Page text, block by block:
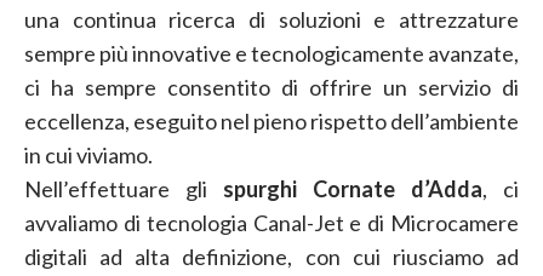
una continua ricerca di soluzioni e attrezzature
sempre più innovative e tecnologicamente avanzate,
ci ha sempre consentito di offrire un servizio di
eccellenza, eseguito nel pieno rispetto dell’ambiente
in cui viviamo.
Nell’effettuare gli spurghi Cornate d’Adda, ci
avvaliamo di tecnologia Canal-Jet e di Microcamere
digitali ad alta definizione, con cui riusciamo ad